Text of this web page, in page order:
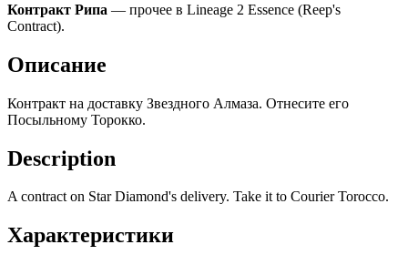
Контракт Рипа — прочее в Lineage 2 Essence (Reep's
Contract).
Описание
Контракт на доставку Звездного Алмаза. Отнесите его
Посыльному Торокко.
Description
A contract on Star Diamond's delivery. Take it to Courier Torocco.
Характеристики